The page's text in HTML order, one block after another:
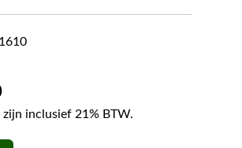
inclusief 21% BTW.